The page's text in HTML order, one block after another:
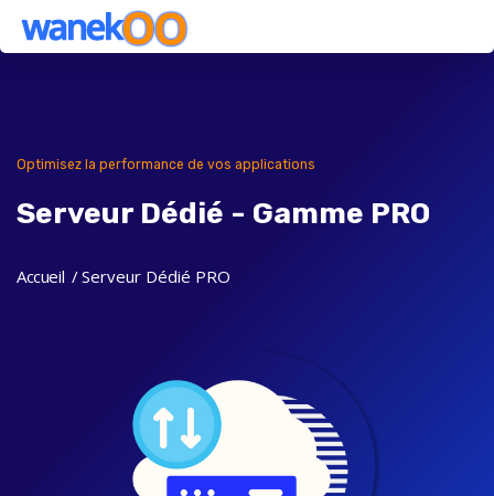
Optimisez la performance de vos applications
Serveur Dédié - Gamme PRO
Accueil Serveur Dédié PRO